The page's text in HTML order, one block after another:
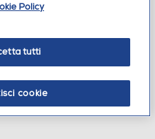
6/a 20156 Milano
Policy
tutti
cookie